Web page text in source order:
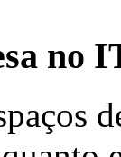
no